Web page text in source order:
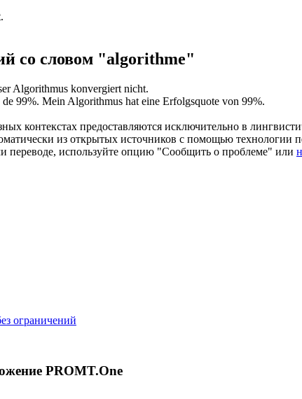
со словом "algorithme"
Algorithmus konvergiert nicht.
de 99%. Mein Algorithmus hat eine Erfolgsquote von 99%.
контекстах предоставляются исключительно в
из открытых источников с помощью
переводе, используйте опцию "Сообщить о проблеме" или
ограничений
PROMT.One